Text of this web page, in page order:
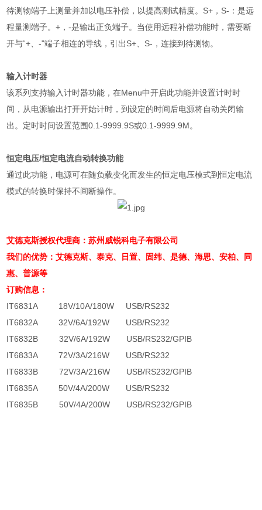
待测物端子上测量并加以电压补偿，以提高测试精度。 S+ ， S- ：是远
程量测端子。+ ，-是输出正负端子。当使用远程补偿功能时，需要断
开与“+ 、-"端子相连的导线，引出S+ S- ，连接到待测物。
输入计时器
该系列支持输入计时器功能，在Menu中开启此功能并设置计时时
间，从电源输出打开开始计时，到设定的时间后电源将自动关闭输
出。定时时间设置范围0.1-9999.9S或0.1-9999.9M。
恒定电压/恒定电流自动转换功能
通过此功能，电源可在随负载变化而发生的恒定电压模式到恒定电流
模式的转换时保持不间断操作。
艾德克斯授权代理商：苏州威锐科电子有限公司
我们的优势：艾德克斯、泰克、日置、固纬、是德、海思、安柏、同
惠、普源等
订购信息：
IT6831A
18V/10A/180W
USB/RS232
IT6832A
32V/6A/192W
USB/RS232
IT6832B
32V/6A/192W
USB/RS232/GPIB
IT6833A
72V/3A/216W
USB/RS232
IT6833B
72V/3A/216W
USB/RS232/GPIB
IT6835A
50V/4A/200W
USB/RS232
IT6835B
50V/4A/200W USB/RS232/GPIB